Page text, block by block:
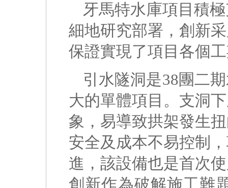
牙馬特水庫項目積
細地研究部署，創新
保證實現了項目各個
引水隧洞是38團二
大的單體項目。支洞
象，易導致拱架發生
安全及成本不易控制
進，該設備也是首次
創新作為破解施工難